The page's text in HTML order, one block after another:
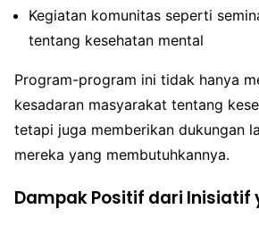
Kegiatan komunitas seperti
tentang kesehatan mental
Program-program ini tidak hanya
kesadaran masyarakat tentang
tetapi juga memberikan dukungan
mereka yang membutuhkannya.
Dampak Positif dari Inisiatif